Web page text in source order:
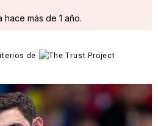
más de 1 año.
de